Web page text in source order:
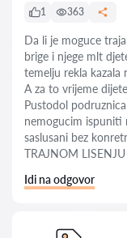
1 363
Da li je moguce
brige i njege mlt
temelju rekla kazala
A za to vrijeme
Pustodol
nemogucim ispuniti
saslusani bez
TRAJNOM
Idi na odgovor